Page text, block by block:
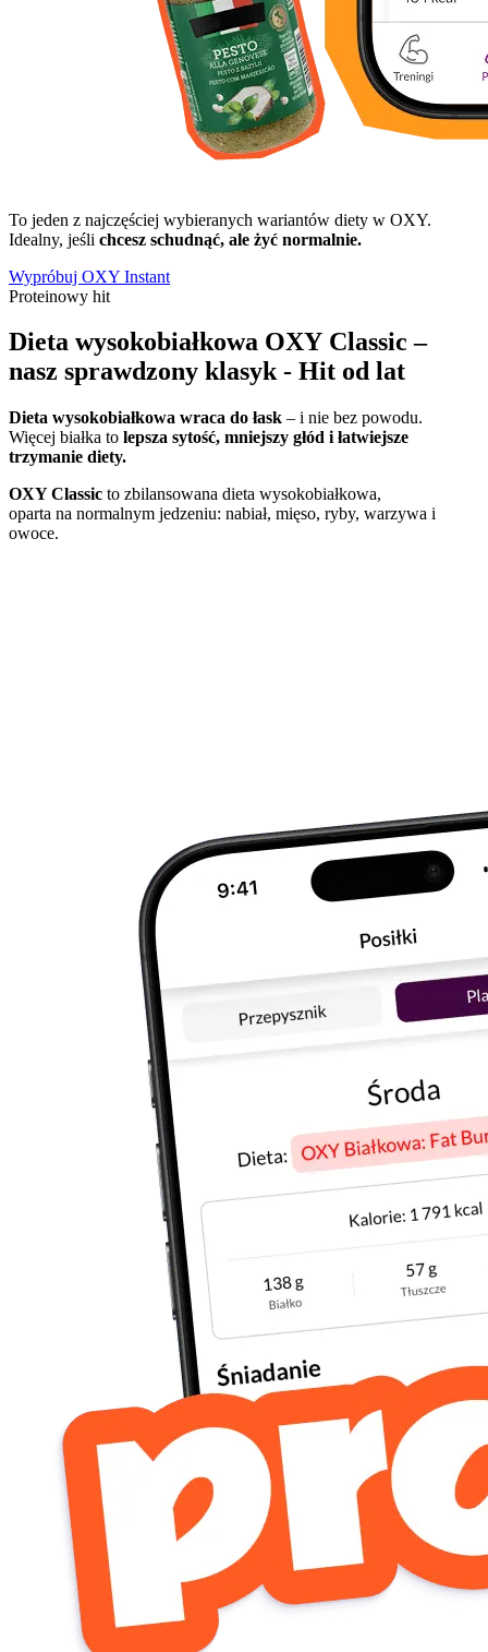
To jeden z najczęściej wybieranych wariantów diety w OXY.
Idealny, jeśli chcesz schudnąć, ale żyć normalnie.
Wypróbuj OXY Instant
Proteinowy hit
Dieta wysokobiałkowa OXY Classic –
nasz sprawdzony klasyk - Hit od lat
Dieta wysokobiałkowa wraca do łask – i nie bez powodu.
Więcej białka to lepsza sytość, mniejszy głód i łatwiejsze
trzymanie diety.
OXY Classic to zbilansowana dieta wysokobiałkowa,
oparta na normalnym jedzeniu: nabiał, mięso, ryby, warzywa i
owoce.